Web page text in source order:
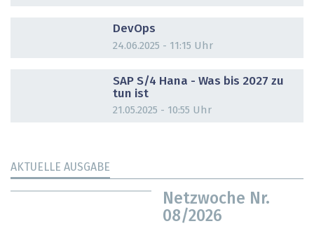
DevOps
24.06.2025 - 11:15 Uhr
SAP S/4 Hana - Was bis 2027 zu
tun ist
21.05.2025 - 10:55 Uhr
AKTUELLE AUSGABE
Netzwoche Nr.
08/2026